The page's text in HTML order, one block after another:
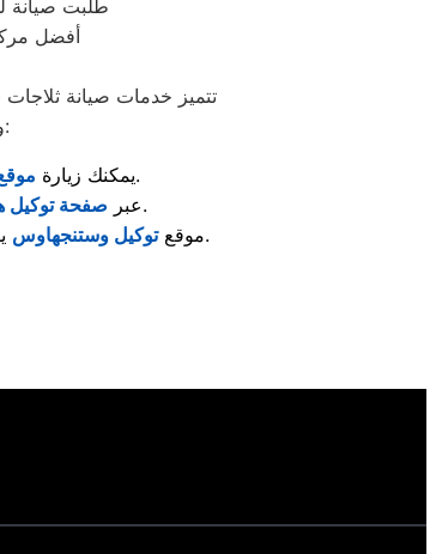
“طلبت صيانة
“أفضل
تتميز خدمات صيانة ثلاجات
ومن العلامات المعروفة اللي تلاقي لها مراكز صيانة معتمدة متخصصة في إصلاح الأجهزة والعناية بها:
: يمكنك زيارةلمعرفة مراكز الصيانة المعتمدة وأحدث خدمات الدعم الفني.
: عبر صفحة توكيل
تقدر تشوف قطع الغيار الأصلية والخدمات المقدّمة لصيانة الغسالات والمكنسات وغيرها.
: موقعتوكيل وستنجهاوس يوفر لك معلومات حول صيانة الثلاجات، أجهزة التبريد، والإستشارات الفنية الخاصة بها.